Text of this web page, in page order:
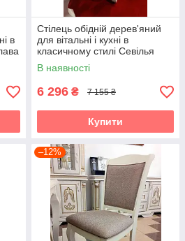
в
Стілець обідній дерев'яний
для вітальні і кухні в
класичному стилі Севілья
Sof, колір білий
В наявності
6 296 ₴ 7 155 ₴
Купити
–12%